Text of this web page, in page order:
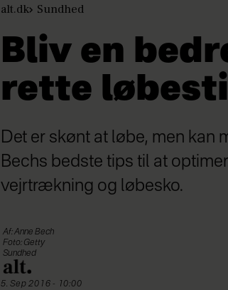
alt.dk Sundhed
Bliv en
rette
Det er skønt at løbe, men kan
Bechs bedste tips til at
vejrtrækning og løbesko.
Af: Anne Bech
Foto: Getty
Sundhed
5. Sep 2016 - 10:00